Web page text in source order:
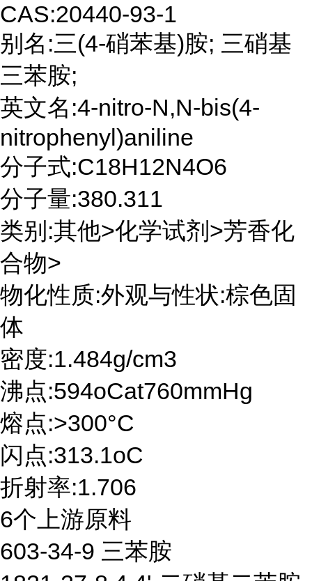
CAS:20440-93-1
别名:三(4-硝苯基)胺; 三硝基
三苯胺;
英文名:4-nitro-N,N-bis(4-
nitrophenyl)aniline
分子式:C18H12N4O6
分子量:380.311
类别:其他>化学试剂>芳香化
合物>
物化性质:外观与性状:棕色固
体
密度:1.484g/cm3
沸点:594oCat760mmHg
熔点:>300°C
闪点:313.1oC
折射率:1.706
6个上游原料
603-34-9 三苯胺